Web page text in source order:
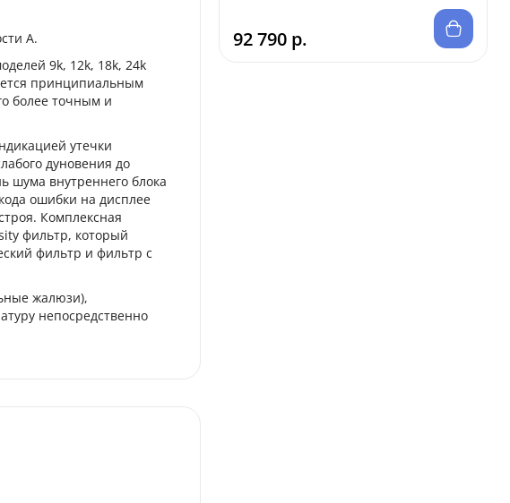
А.
9k, 12k, 18k, 24k
принципиальным
более точным и
утечки
дуновения до
шума внутреннего блока
ошибки на дисплее
Комплексная
фильтр, который
фильтр и фильтр с
жалюзи),
непосредственно
92 790 р.